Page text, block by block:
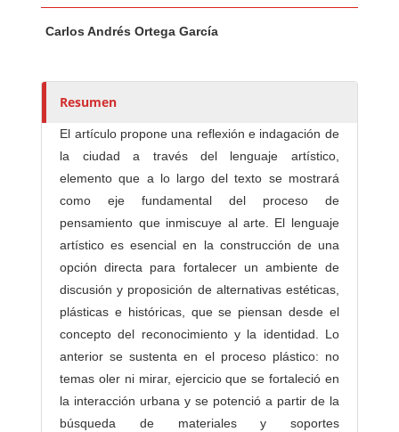
u
o
e
Carlos Andrés Ortega García
Resumen
El artículo propone una reflexión e indagación de
la ciudad a través del lenguaje artístico,
elemento que a lo largo del texto se mostrará
como eje fundamental del proceso de
pensamiento que inmiscuye al arte. El lenguaje
artístico es esencial en la construcción de una
opción directa para fortalecer un ambiente de
discusión y proposición de alternativas estéticas,
plásticas e históricas, que se piensan desde el
concepto del reconocimiento y la identidad. Lo
anterior se sustenta en el proceso plástico: no
temas oler ni mirar, ejercicio que se fortaleció en
la interacción urbana y se potenció a partir de la
búsqueda de materiales y soportes